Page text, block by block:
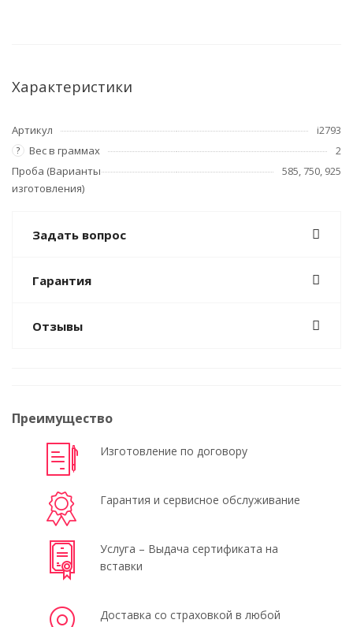
Характеристики
Артикул i2793
? Вес в граммах
2
Проба (Варианты
изготовления)
585, 750, 925
Задать вопрос
Гарантия
Отзывы
Преимущество
Изготовление по договору
Гарантия и сервисное обслуживание
Услуга – Выдача сертификата на
вставки
Доставка со страховкой в любой